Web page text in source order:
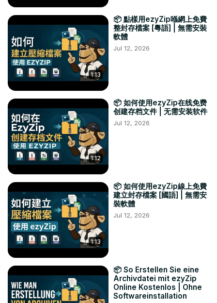
1:13
📦 點樣用ezyZip喺網上免費
整封存檔案 [粵語] | 無需安裝
軟體
Jul 12, 2026
1:12
📦 如何使用ezyZip在线免费
创建存档文件 | 无需安装软件
Jul 12, 2026
1:13
📦 如何使用ezyZip線上免費
建立封存檔案 [國語] | 無需安
裝軟體
Jul 12, 2026
📦 So Erstellen Sie eine
Archivdatei mit ezyZip
Online Kostenlos | Ohne
Softwareinstallation